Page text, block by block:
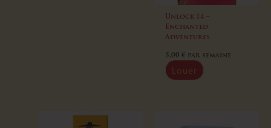
Unlock 14 –
Enchanted
Adventures
5,00 € par semaine
Louer